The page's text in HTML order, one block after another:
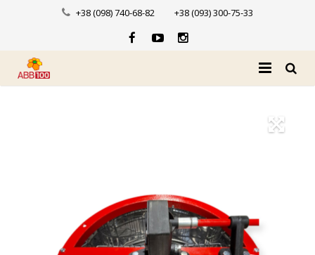
+38 (098) 740-68-82 +38 (093) 300-75-33
Доставка і оплата